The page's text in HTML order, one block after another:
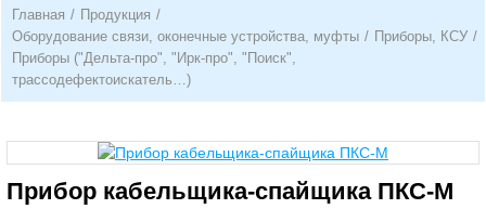
Главная / Продукция /
Оборудование связи, оконечные устройства, муфты / Приборы, КСУ /
Приборы ("Дельта-про", "Ирк-про", "Поиск",
трассодефектоискатель…)
Прибор кабельщика-спайщика ПКС-М